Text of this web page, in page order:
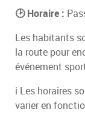
🕑 Horaire :
Les habitants
la route pour
événement
ℹ️ Les horaires
varier en